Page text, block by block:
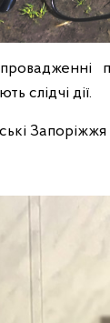
слідчі дії.